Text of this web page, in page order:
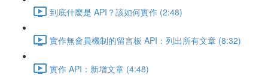
到底什麼是 API？該如何實作 (2:48)
實作無會員機制的留言板 API：列出所有文章 (8:32)
實作 API：新增文章 (4:48)